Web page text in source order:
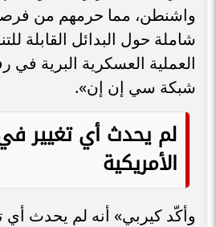
واشنطن، مما حرمهم من
شاملة حول البدائل القابلة
العملية العسكرية البرية في
شبكة سي إن إن».
لم يحدث أي تغيير
الأمريكية
وأكّد كيربي» أنه لم يحدث أي